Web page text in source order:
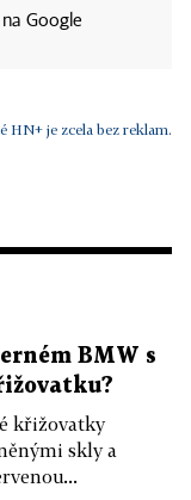
na Google
HN+ je zcela bez reklam.
BMW s
křižovatky
skly a